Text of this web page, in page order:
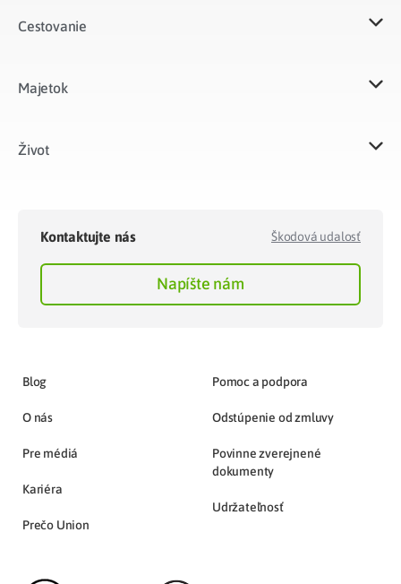
Cestovanie
Majetok​
Život​
Kontaktujte nás Škodová udalosť
Napíšte nám
Blog
O nás
Pre médiá
Kariéra
Prečo Union
Pomoc a podpora
Odstúpenie od zmluvy
Povinne zverejnené
dokumenty
Udržateľnosť